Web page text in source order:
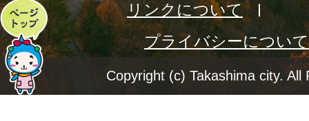
ペ
ー
ジ
リンクについて
プライバシーについて
Copyright (c) Takashima city. All